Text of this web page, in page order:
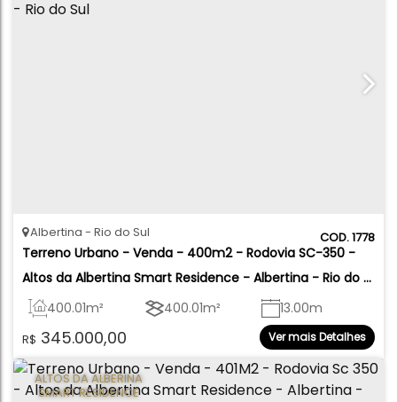
1778
Terreno Urbano - Venda - 400m2 - Rodovia SC-350 -
Altos da Albertina Smart Residence - Albertina - Rio do
Sul
R$ 345.000,00
Albertina Rio do Sul
400.01m² 400.01m² 13.00m
13.00m 30.77m
Ver mais Detalhes
ALTOS DA ALBERINA
SMART RESIDENCE